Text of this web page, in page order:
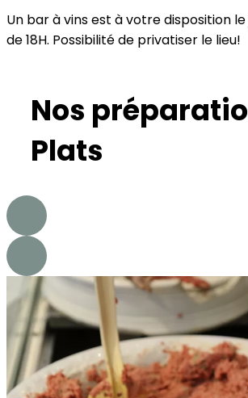
Un bar à vins est à votre disposition
de 18H. Possibilité de privatiser le lieu!
Nos
Plats